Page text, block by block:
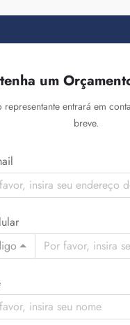
um
representante entrará em
breve.